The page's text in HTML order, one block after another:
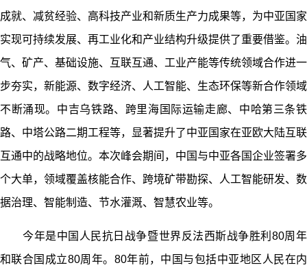
成就、减贫经验、高科技产业和新质生产力成果等，为中亚国家
实现可持续发展、再工业化和产业结构升级提供了重要借鉴。油
气、矿产、基础设施、互联互通、工业产能等传统领域合作进一
步夯实，新能源、数字经济、人工智能、生态环保等新合作领域
不断涌现。中吉乌铁路、跨里海国际运输走廊、中哈第三条铁
路、中塔公路二期工程等，显著提升了中亚国家在亚欧大陆互联
互通中的战略地位。本次峰会期间，中国与中亚各国企业签署多
个大单，领域覆盖核能合作、跨境矿带勘探、人工智能研发、数
据治理、智能制造、节水灌溉、智慧农业等。
今年是中国人民抗日战争暨世界反法西斯战争胜利80周年
和联合国成立80周年。80年前，中国与包括中亚地区人民在内